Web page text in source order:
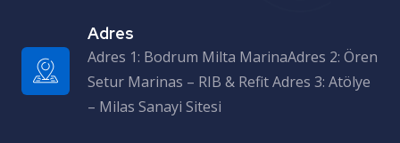
Adres
Adres 1: Bodrum Milta MarinaAdres 2: Ören Setur Marinas – RIB & Refit Adres 3: Atölye – Milas Sanayi Sitesi